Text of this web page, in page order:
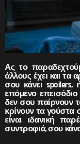
Ας το
άλλους έχει και τα
σου κάνει
επόμενο
δεν σου παίρνουν
κρίνουν τα γούστα
είναι ιδανική
συντροφιά, σου